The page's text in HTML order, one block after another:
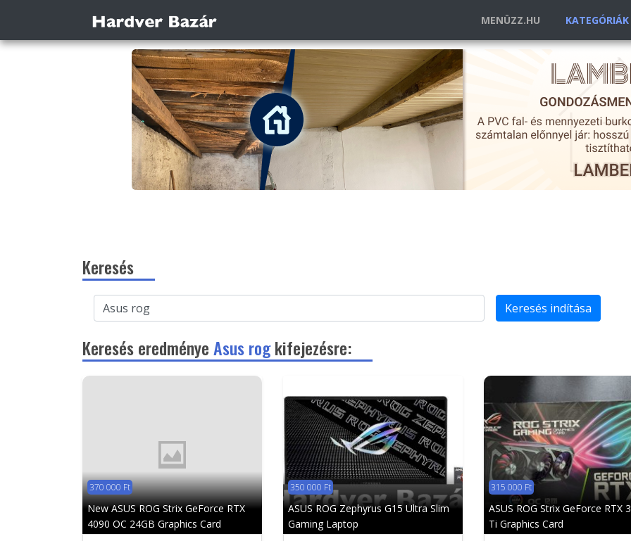
MENÜZZ.HU KATEGÓRIÁK
Keresés
Keresés indítása
Keresés eredményeAsus rogkifejezésre:
370 000 Ft
New ASUS ROG Strix GeForce RTX
4090 OC 24GB Graphics Card
350 000 Ft
ASUS ROG Zephyrus G15 Ultra Slim
Gaming Laptop
315 000 Ft
ASUS ROG Strix GeForce RTX
Ti Graphics Card